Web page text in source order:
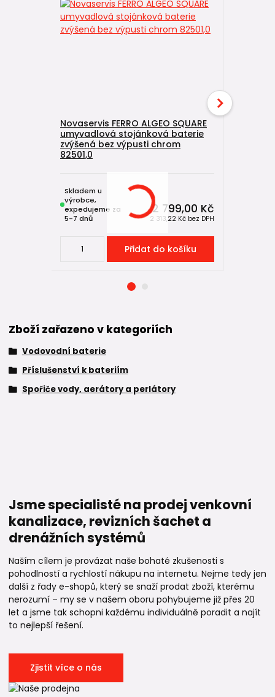
Novaservis FERRO ALGEO SQUARE
umyvadlová stojánková baterie
zvýšená bez výpusti chrom
82501,0
2 799,00 Kč
2 313,22 Kč bez DPH
Skladem u
výrobce,
expedujeme za
5-7 dnů
Přidat do košíku
Zboží zařazeno v kategoriích
Vodovodní baterie
Příslušenství k bateriím
Spořiče vody, aerátory a perlátory
Jsme specialisté na prodej venkovní
kanalizace, revizních šachet a
drenážních systémů
Naším cílem je provázat naše bohaté zkušenosti s
pohodlností a rychlostí nákupu na internetu. Nejme tedy jen
další z řady e-shopů, který se snaží prodat zboží, kterému
nerozumí – my se v našem oboru pohybujeme již přes 20
let a jsme tak schopni každému individuálně poradit a najít
to nejlepší řešení.
Zjistit více o nás